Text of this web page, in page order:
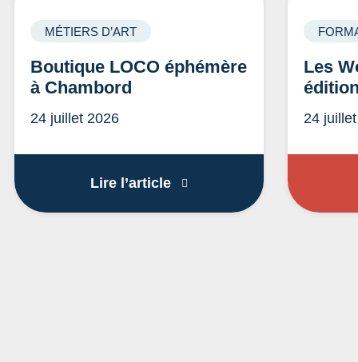
Boutique LOCO éphémère
à Chambord
MÉTIERS D’ART
24 juillet 2026
Lire l’articleBoutique LOCO éphémère
Les
24